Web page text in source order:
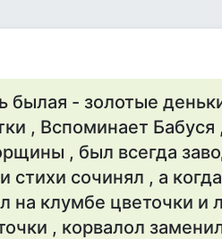
былая - золотые
, Вспоминает
, был всегда
стихи сочинял , а
на клумбе цветочки и
, корвалол